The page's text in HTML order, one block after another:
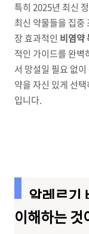
특히 2025년 최신
최신 약물들을 집중
장 효과적인 비염약
적인 가이드를 완벽
서 망설일 필요 없
약을 자신 있게 선
입니다.
알레르기
이해하는 것